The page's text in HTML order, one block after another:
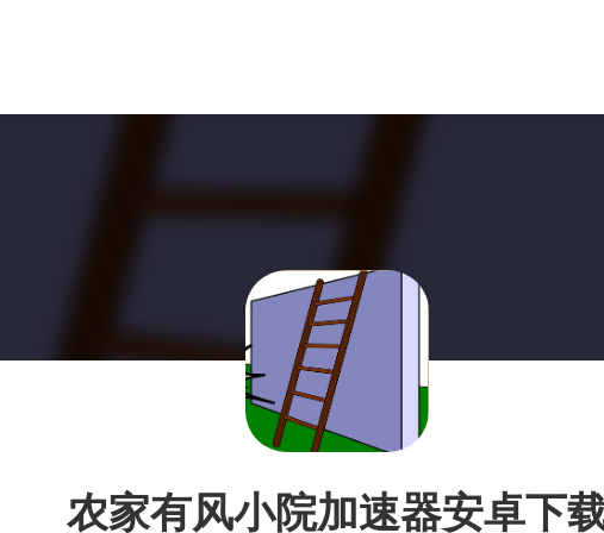
农家有风小院加速器安卓下